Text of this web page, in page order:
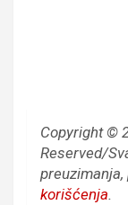
Copyright ©
Reserved/
korišćenja.